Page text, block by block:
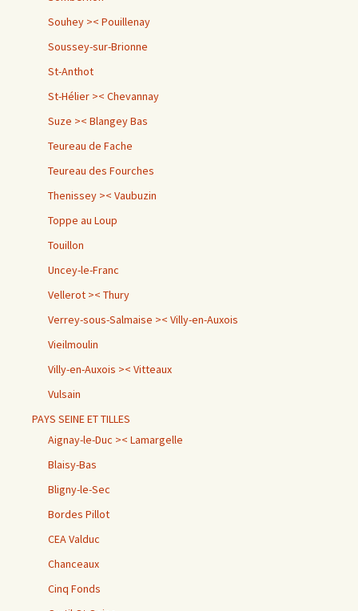
Souhey >< Pouillenay
Soussey-sur-Brionne
St-Anthot
St-Hélier >< Chevannay
Suze >< Blangey Bas
Teureau de Fache
Teureau des Fourches
Thenissey >< Vaubuzin
Toppe au Loup
Touillon
Uncey-le-Franc
Vellerot >< Thury
Verrey-sous-Salmaise >< Villy-en-Auxois
Vieilmoulin
Villy-en-Auxois >< Vitteaux
Vulsain
PAYS SEINE ET TILLES
Aignay-le-Duc >< Lamargelle
Blaisy-Bas
Bligny-le-Sec
Bordes Pillot
CEA Valduc
Chanceaux
Cinq Fonds